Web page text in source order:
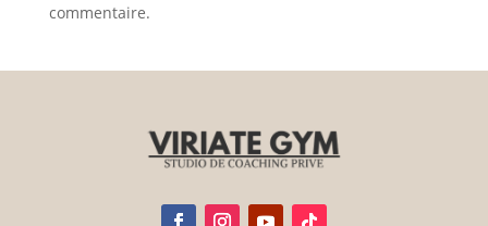
commentaire.